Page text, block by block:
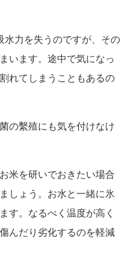
水力を失うのですが、その
います。途中で気になっ
れてしまうこともあるの
の繫殖にも気を付けなけ
米を研いでおきたい場合
しょう。お水と一緒に氷
す。なるべく温度が高く
んだり劣化するのを軽減